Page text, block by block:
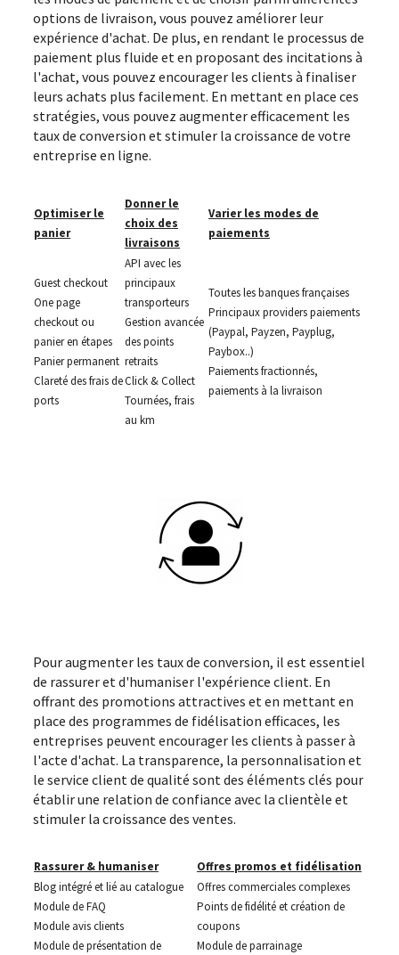
options de livraison, vous pouvez améliorer leur
expérience d'achat. De plus, en rendant le processus de
paiement plus fluide et en proposant des incitations à
l'achat, vous pouvez encourager les clients à finaliser
leurs achats plus facilement. En mettant en place ces
stratégies, vous pouvez augmenter efficacement les
taux de conversion et stimuler la croissance de votre
entreprise en ligne.
Optimiser le
panier
Donner le
choix des
livraisons
Varier les modes de
paiements
Guest checkout
One page
checkout ou
panier en étapes
Panier permanent
Clareté des frais de
ports
API avec les
principaux
transporteurs
Gestion avancée
des points
retraits
Click & Collect
Tournées, frais
au km
Toutes les banques françaises
Principaux providers paiements
(Paypal, Payzen, Payplug,
Paybox..)
Paiements fractionnés,
paiements à la livraison
Pour augmenter les taux de conversion, il est essentiel
de rassurer et d'humaniser l'expérience client. En
offrant des promotions attractives et en mettant en
place des programmes de fidélisation efficaces, les
entreprises peuvent encourager les clients à passer à
l'acte d'achat. La transparence, la personnalisation et
le service client de qualité sont des éléments clés pour
établir une relation de confiance avec la clientèle et
stimuler la croissance des ventes.
Rassurer & humaniser
Offres promos et fidélisation
Blog intégré et lié au catalogue
Module de FAQ
Module avis clients
Module de présentation de
Offres commerciales complexes
Points de fidélité et création de
coupons
Module de parrainage